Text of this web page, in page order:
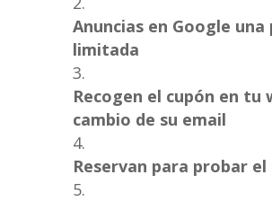
Anuncias en Google una
limitada
Recogen el cupón en tu
cambio de su email
Reservan para probar el